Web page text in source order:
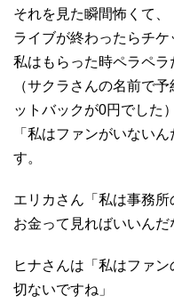
それを見た瞬間怖くて
ライブが終わったらチケ
私はもらった時ペラペ
（サクラさんの名前で
ットバックが0円でした）
「私はファンがいない
す。
エリカさん「私は事務
お金って見ればいいんだ
ヒナさんは「私はファ
切ないですね」